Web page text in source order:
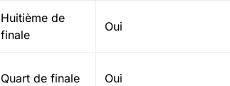
Huitième de
finale
Oui
Quart de finale Oui